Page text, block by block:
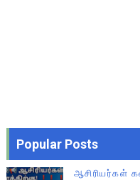
Popular Posts
ஆசிரியர்கள்